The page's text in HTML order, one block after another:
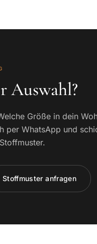
Auswahl?
Größe in dein
per WhatsApp und
Stoffmuster anfragen